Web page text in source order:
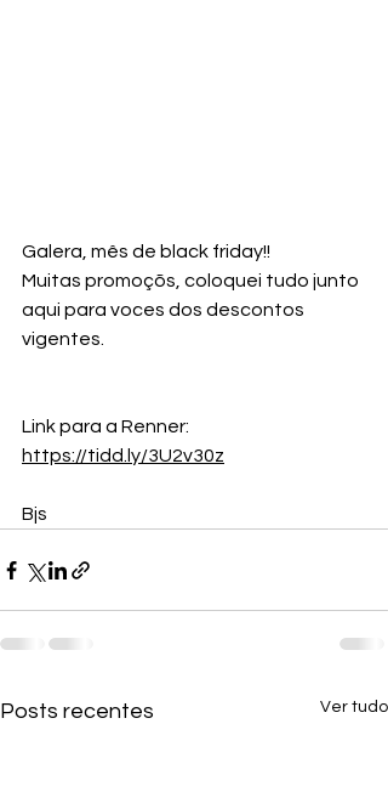
Galera, mês de black friday!!
Muitas promoçõs, coloquei tudo junto
aqui para voces dos descontos
vigentes.
Link para a Renner:
https://tidd.ly/3U2v30z
Bjs
Posts recentes Ver tudo